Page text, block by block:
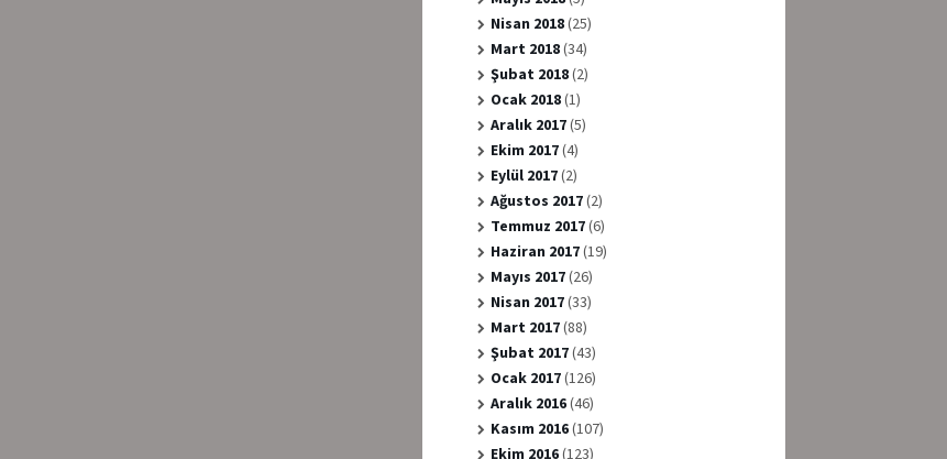
Nisan 2018(25)
Mart 2018(34)
Şubat 2018(2)
Ocak 2018(1)
Aralık 2017(5)
Ekim 2017(4)
Eylül 2017(2)
Ağustos 2017(2)
Temmuz 2017(6)
Haziran 2017(19)
Mayıs 2017(26)
Nisan 2017(33)
Mart 2017(88)
Şubat 2017(43)
Ocak 2017(126)
Aralık 2016(46)
Kasım 2016(107)
Ekim 2016(123)